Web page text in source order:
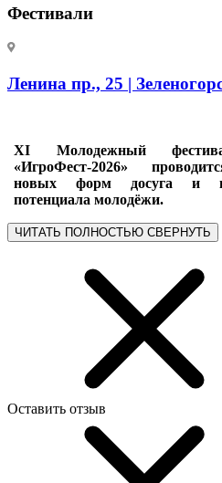
Фестивали
Ленина пр., 25 |
ХI Молодежный
«ИгроФест-2026»
новых форм досуга и
потенциала молодёжи.
ЧИТАТЬ ПОЛНОСТЬЮ СВЕРНУТЬ
Оставить отзыв